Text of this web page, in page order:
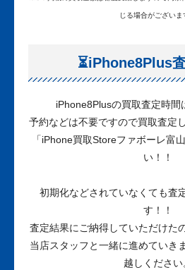
じる場合がございま
⏳iPhone8Plus
iPhone8Plusの買取査定時間
予約などは不要ですので買取査定
「iPhone買取Storeファボーレ富
い！！
初期化などされていなくても査
す！！
査定結果にご納得していただけた
当店スタッフと一緒に進めていき
越しください